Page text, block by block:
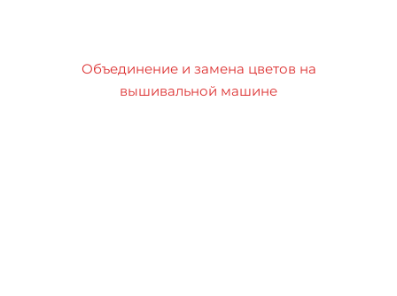
Объединение и замена цветов на
вышивальной машине